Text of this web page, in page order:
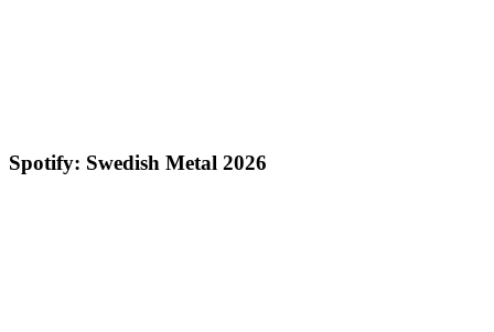
Spotify: Swedish Metal 2026